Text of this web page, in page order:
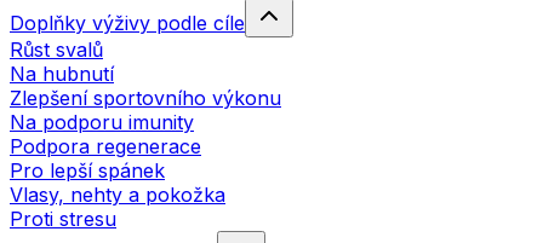
Doplňky výživy podle cíle
Růst svalů
Na hubnutí
Zlepšení sportovního výkonu
Na podporu imunity
Podpora regenerace
Pro lepší spánek
Vlasy, nehty a pokožka
Proti stresu